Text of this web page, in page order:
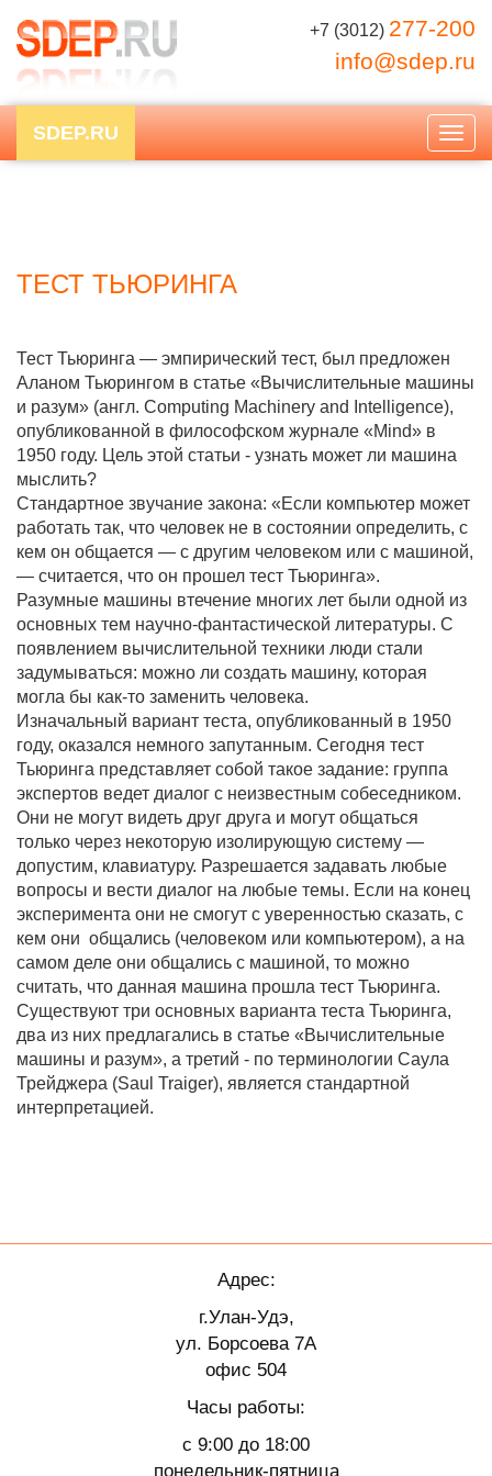
+7 (3012) 277-200
info@sdep.ru
SDEP.RU
ТЕСТ ТЬЮРИНГА
Тест Тьюринга — эмпирический тест, был предложен
Аланом Тьюрингом в статье «Вычислительные машины
и разум» (англ. Computing Machinery and Intelligence),
опубликованной в философском журнале «Mind» в
1950 году. Цель этой статьи - узнать может ли машина
мыслить?
Стандартное звучание закона: «Если компьютер может
работать так, что человек не в состоянии определить, с
кем он общается — с другим человеком или с машиной,
— считается, что он прошел тест Тьюринга».
Разумные машины втечение многих лет были одной из
основных тем научно-фантастической литературы. С
появлением вычислительной техники люди стали
задумываться: можно ли создать машину, которая
могла бы как-то заменить человека.
Изначальный вариант теста, опубликованный в 1950
году, оказался немного запутанным. Сегодня тест
Тьюринга представляет собой такое задание: группа
экспертов ведет диалог с неизвестным собеседником.
Они не могут видеть друг друга и могут общаться
только через некоторую изолирующую систему —
допустим, клавиатуру. Разрешается задавать любые
вопросы и вести диалог на любые темы. Если на конец
эксперимента они не смогут с уверенностью сказать, с
кем они общались (человеком или компьютером), а на
самом деле они общались с машиной, то можно
считать, что данная машина прошла тест Тьюринга.
Существуют три основных варианта теста Тьюринга,
два из них предлагались в статье «Вычислительные
машины и разум», а третий - по терминологии Саула
Трейджера (Saul Traiger), является стандартной
интерпретацией.
Адрес:
г.Улан-Удэ,
ул. Борсоева 7А
офис 504
Часы работы:
с 9:00 до 18:00
понедельник-пятница